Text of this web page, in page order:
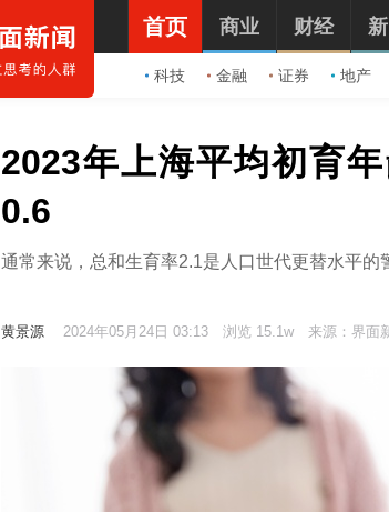
首页
科技 金融 证券 地产
商业 财经
2023年上海平均初育
0.6
通常来说，总和生育率2.1是人口世代更替水平的
黄景源 2024年05月24日 03:13 浏览 15.1w 来源：界面